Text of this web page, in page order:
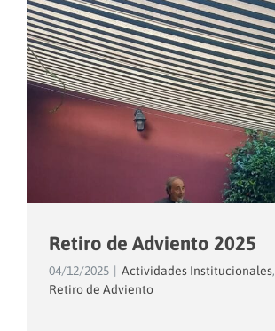
Retiro de Adviento 2025
04/12/2025 Actividades Institucionales,
Retiro de Adviento